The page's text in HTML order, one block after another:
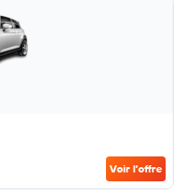
Voir l’offre